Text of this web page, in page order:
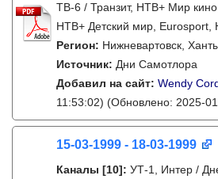
ТВ-6 / Транзит, НТВ+ Мир
НТВ+ Детский мир, Eurosport,
Регион: Нижневартовск,
Источник: Дни Самотлора
Добавил на сайт: Wendy
11:53:02) (Обновлено: 2025-
15-03-1999 - 18-03-1999
Каналы [10]: УТ-1, Интер /